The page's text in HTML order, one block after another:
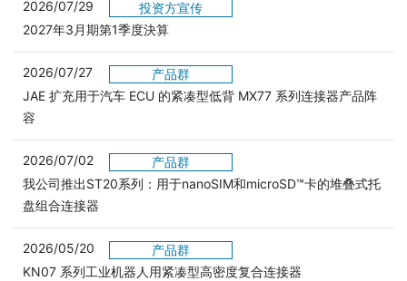
2026/07/29
投资方宣传
2027年3月期第1季度決算
2026/07/27
产品群
JAE 扩充用于汽车 ECU 的紧凑型低背 MX77 系列连接器产品阵
容
2026/07/02
产品群
我公司推出ST20系列：用于nanoSIM和microSD™卡的堆叠式托
盘组合连接器
2026/05/20
产品群
KN07 系列工业机器人用紧凑型高密度复合连接器